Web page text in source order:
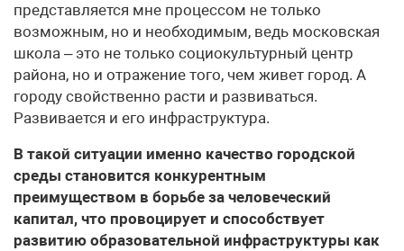
представляется мне процессом не только
возможным, но и необходимым, ведь московская
школа – это не только социокультурный центр
района, но и отражение того, чем живет город. А
городу свойственно расти и развиваться.
Развивается и его инфраструктура.
В такой ситуации именно качество городской
среды становится конкурентным
преимуществом в борьбе за человеческий
капитал, что провоцирует и способствует
развитию образовательной инфраструктуры как